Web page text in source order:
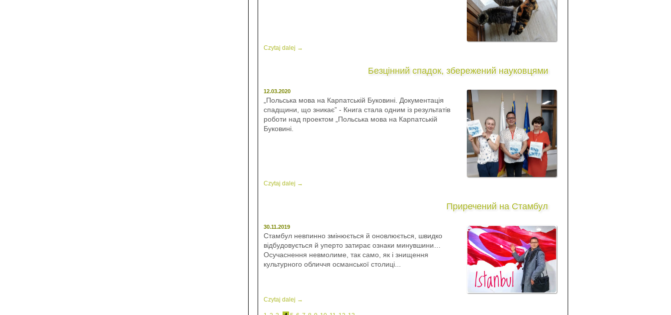
Czytaj dalej →
Безцінний спадок, збережений науковцями
12.03.2020
„Польська мова на Карпатській Буковині. Документація
спадщини, що зникає” - Книга стала одним із результатів
роботи над проектом „Польська мова на Карпатській
Буковині.
Czytaj dalej →
Приречений на Стамбул
30.11.2019
Стамбул невпинно змінюється й оновлюється, швидко
відбудовується й уперто затирає ознаки минувшини…
Осучаснення невмолиме, так само, як і знищення
культурного обличчя османської столиці...
Czytaj dalej →